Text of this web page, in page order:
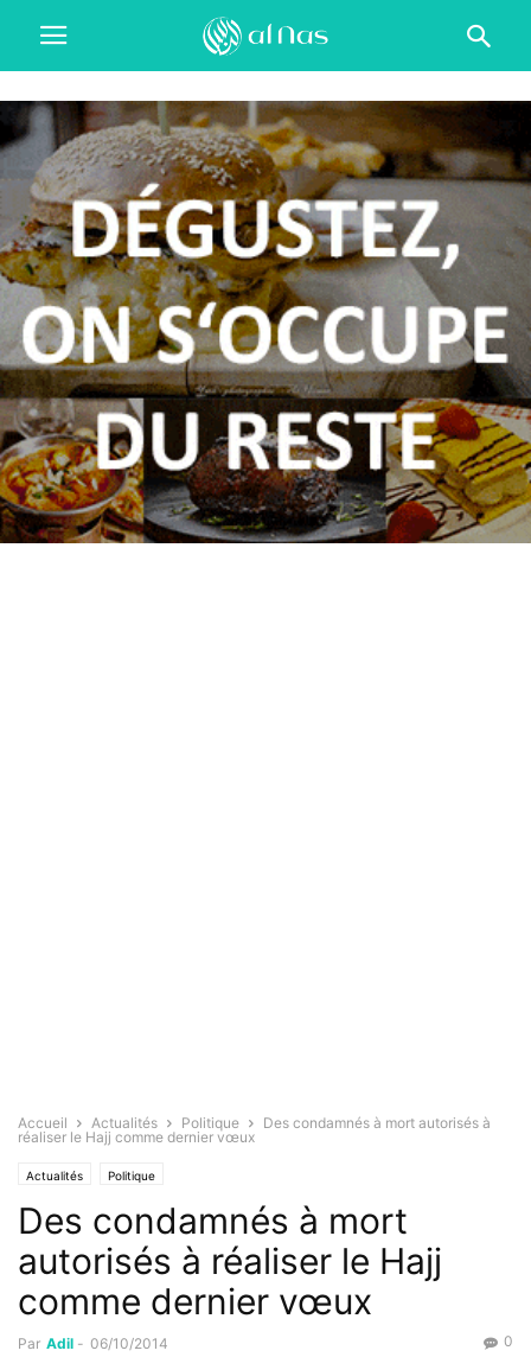
Accueil Actualités Politique
Des condamnés à mort autorisés à
réaliser le Hajj comme dernier vœux
Actualités Politique
Des condamnés à mort
autorisés à réaliser le Hajj
comme dernier vœux
Par Adil - 06/10/2014 0